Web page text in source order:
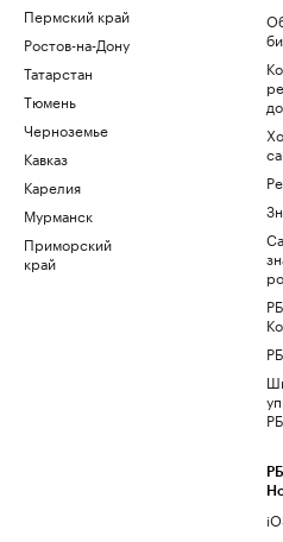
Пермский край
Ростов-на-Дону
Татарстан
Тюмень
Черноземье
Кавказ
Карелия
Мурманск
Приморский
край